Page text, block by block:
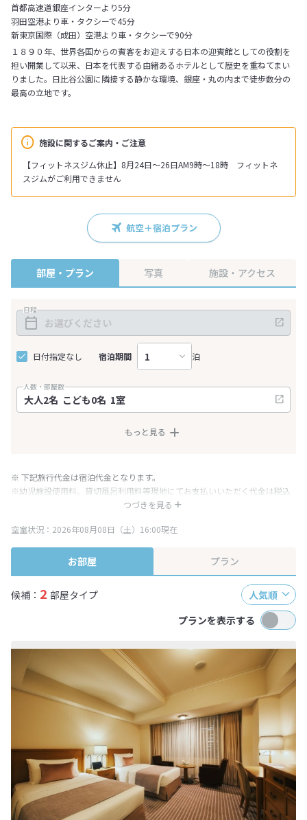
首都高速道銀座インターより5分
羽田空港より車・タクシーで45分
新東京国際（成田）空港より車・タクシーで90分
施設に関するご案内・ご注意
【フィットネスジム休止】8月24日～26日AM9時～18時 フィットネ
スジムがご利用できません
１８９０年、世界各国からの賓客をお迎えする日本の迎賓館としての役割を
担い開業して以来、日本を代表する由緒あるホテルとして歴史を重ねてまい
りました。日比谷公園に隣接する静かな環境、銀座・丸の内まで徒歩数分の
最高の立地です。
航空＋宿泊プラン
部屋・プラン 写真 施設・アクセス
日程
日付指定なし 宿泊期間 泊
人数・部屋数
もっと見る
つづきを見る
※ 下記旅行代金は宿泊代金となります。
※幼児施設使用料、貸切風呂利用料等現地にてお支払いいただく代金は税込
み表記となりますが、消費税増税に伴い代金が一部変更となる場合がござい
※表示されている旅行代金・プラン内容は一定時間ごとに更新されます。最
終確認画面でご確認ください。
空室状況：2026年08月08日（土）16:00現在
お部屋 プラン
候補： 2 部屋タイプ
人気順
プランを表示する